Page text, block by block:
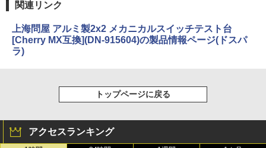
関連リンク
上海問屋 アルミ製2x2 メカニカルスイッチテスト台
[Cherry MX互換](DN-915604)の製品情報ページ(ドスパ
ラ)
トップページに戻る
アクセスランキング